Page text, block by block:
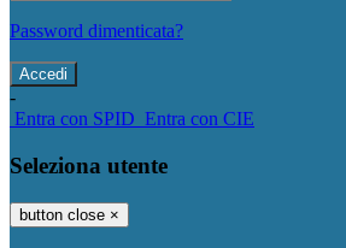
Password dimenticata?
-
Entra con SPID Entra con CIE
Seleziona utente
button close ×